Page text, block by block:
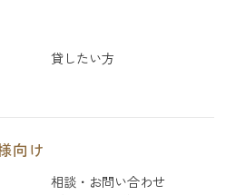
貸したい方
向け
相談・お問い合わせ